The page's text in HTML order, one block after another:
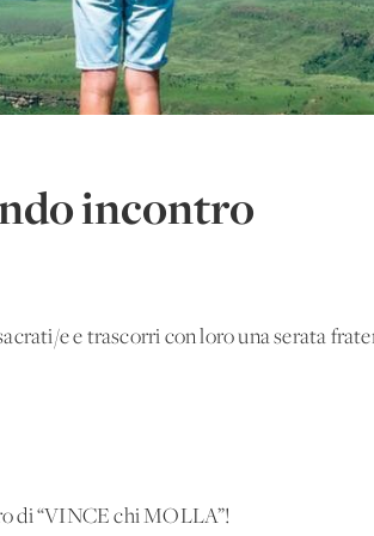
incontro
e e trascorri con loro una serata
di “VINCE chi MOLLA”!